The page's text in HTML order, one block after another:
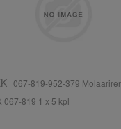
| 067-819-952-379
067-819 1 x 5 kpl